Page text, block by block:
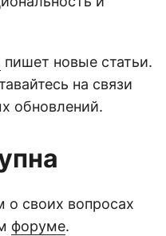
пишет новые статьи.
на связи
обновлений.
своих вопросах
форуме.